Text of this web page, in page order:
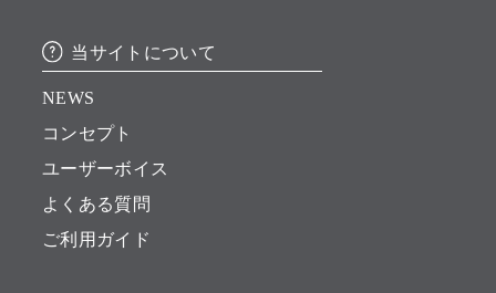
当サイトについて
NEWS
コンセプト
ユーザーボイス
よくある質問
ご利用ガイド